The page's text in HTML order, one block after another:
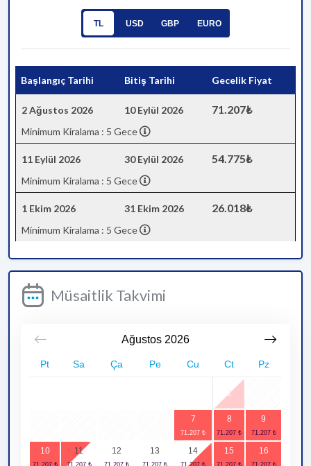
TL USD GBP EURO
Başlangıç Tarihi Bitiş Tarihi Gecelik Fiyat
2 Ağustos 2026 10 Eylül 2026 71.207₺
Minimum Kiralama : 5 Gece
11 Eylül 2026 30 Eylül 2026 54.775₺
Minimum Kiralama : 5 Gece
1 Ekim 2026 31 Ekim 2026 26.018₺
Minimum Kiralama : 5 Gece
Müsaitlik Takvimi
Ağustos 2026
Pt Sa Ça Pe Cu Ct Pz
1
7 8 9
10 11 12 13 14 15 16